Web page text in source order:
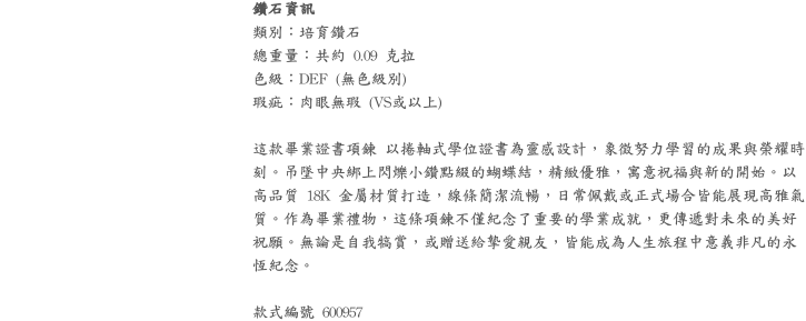
鑽石資訊
類別：培育鑽石
總重量：共約 0.09 克拉
色級：DEF (無色級別)
瑕疵：肉眼無瑕 (VS或以上)
這款畢業證書項鍊 以捲軸式學位證書為靈感設計，象徵努力學習的成果與榮耀時
刻。吊墜中央綁上閃爍小鑽點綴的蝴蝶結，精緻優雅，寓意祝福與新的開始。以
高品質 18K 金屬材質打造，線條簡潔流暢，日常佩戴或正式場合皆能展現高雅氣
質。作為畢業禮物，這條項鍊不僅紀念了重要的學業成就，更傳遞對未來的美好
祝願。無論是自我犒賞，或贈送給摯愛親友，皆能成為人生旅程中意義非凡的永
恆紀念。
款式編號 600957